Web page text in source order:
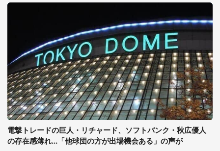
電撃トレードの巨人・リチャード、ソフトバンク・秋広優人
の存在感薄れ...「他球団の方が出場機会ある」の声が